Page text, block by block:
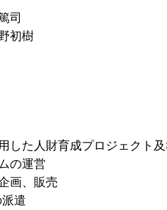
司
樹
た人財育成プロジェクト
運営
、販売
遣